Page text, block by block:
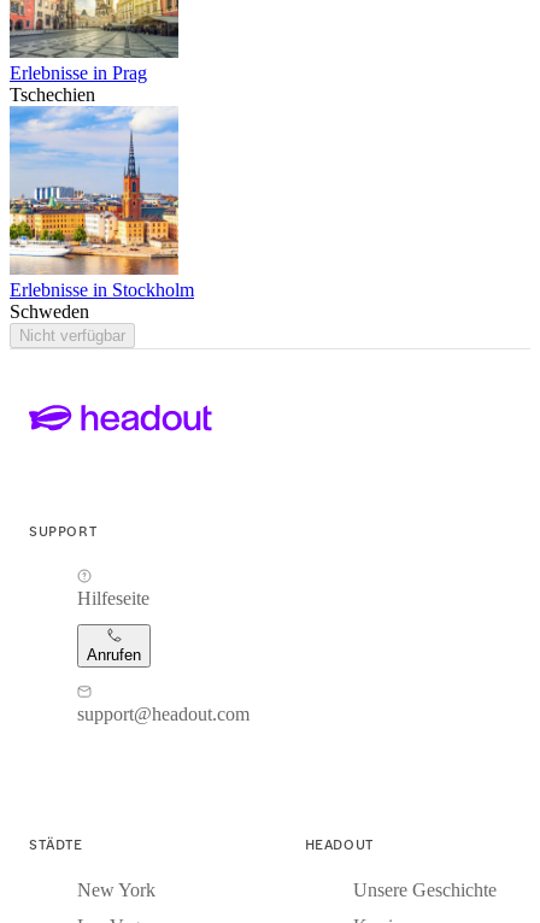
Erlebnisse in Prag
Tschechien
Erlebnisse in Stockholm
Schweden
Nicht verfügbar
SUPPORT
Hilfeseite
Anrufen
support@headout.com
STÄDTE
New York
HEADOUT
Unsere Geschichte